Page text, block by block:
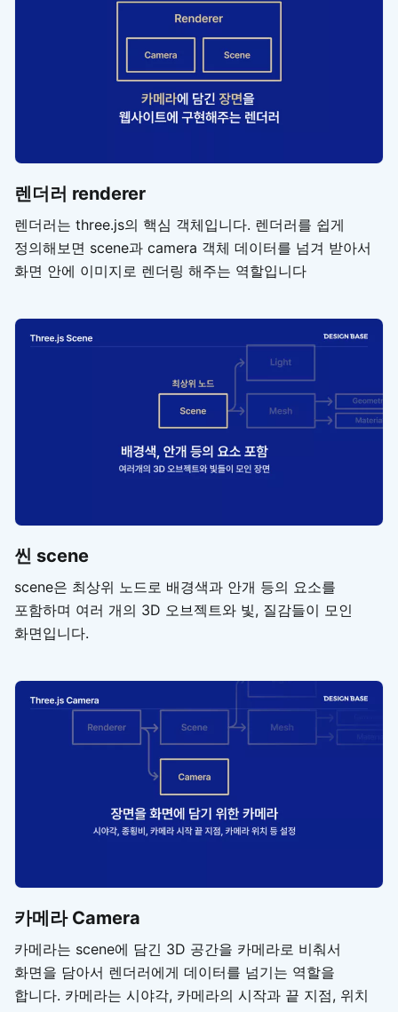
렌더러 renderer
렌더러는 three.js의 핵심 객체입니다. 렌더러를 쉽게
정의해보면 scene과 camera 객체 데이터를 넘겨 받아서
화면 안에 이미지로 렌더링 해주는 역할입니다
씬 scene
scene은 최상위 노드로 배경색과 안개 등의 요소를
포함하며 여러 개의 3D 오브젝트와 빛, 질감들이 모인
화면입니다.
카메라 Camera
카메라는 scene에 담긴 3D 공간을 카메라로 비춰서
화면을 담아서 렌더러에게 데이터를 넘기는 역할을
합니다. 카메라는 시야각, 카메라의 시작과 끝 지점, 위치